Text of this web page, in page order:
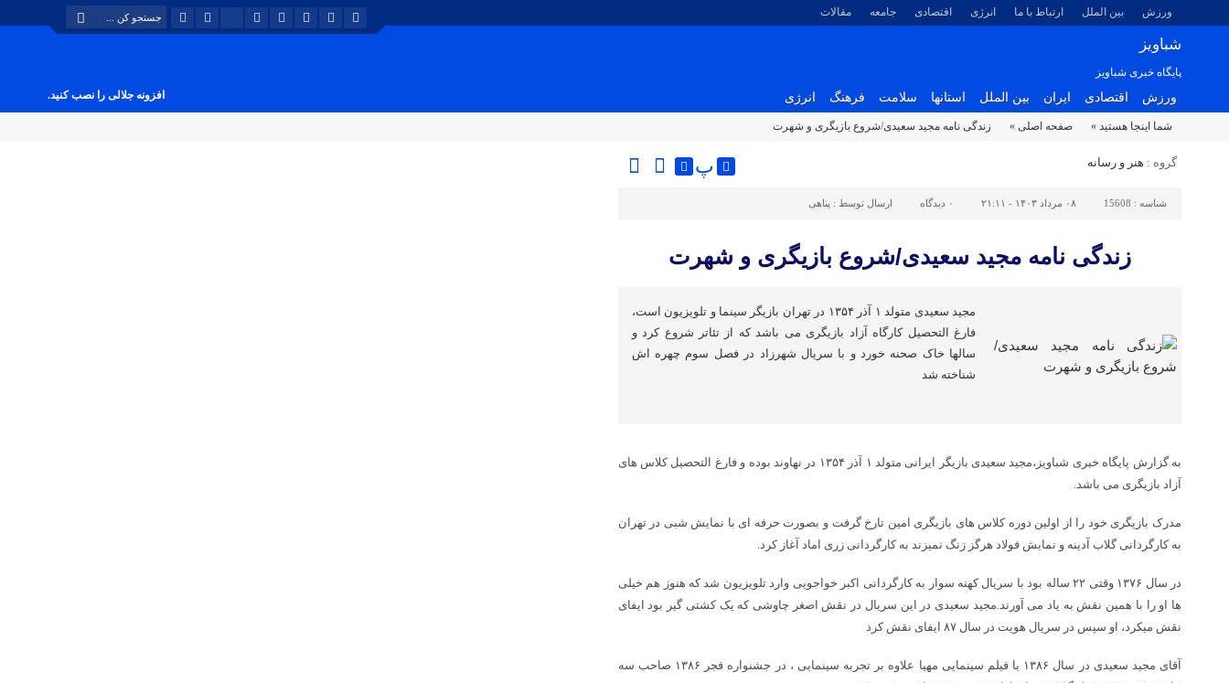
ورزش بین الملل ارتباط با ما انرژی اقتصادی جامعه مقالات
شباویز
پایگاه خبری شباویز
ورزش اقتصادی ایران بین الملل استانها سلامت فرهنگ انرژی افزونه جلالی را نصب کنید.
شما اینجا هستید » صفحه اصلی » زندگی نامه مجید سعیدی/شروع بازیگری و شهرت
گروه : هنر و رسانه پ
شناسه : 15608 ۰۸ مرداد ۱۴۰۳ - ۲۱:۱۱ ۰ دیدگاه ارسال توسط : پناهی
زندگی نامه مجید سعیدی/شروع بازیگری و شهرت
مجید سعیدی متولد ۱ آذر ۱۳۵۴ در تهران بازیگر سینما و تلویزیون است،
فارغ التحصیل کارگاه آزاد بازیگری می باشد که از تئاتر شروع کرد و
سالها خاک صحنه خورد و با سریال شهرزاد در فصل سوم چهره اش
شناخته شد
به گزارش پایگاه خبری شباویز،مجید سعیدی بازیگر ایرانی متولد ۱ آذر ۱۳۵۴ در نهاوند بوده و فارغ التحصیل کلاس های
آزاد بازیگری می باشد.
مدرک بازیگری خود را از اولین دوره کلاس های بازیگری امین تارخ گرفت و بصورت حرفه ای با نمایش شبی در تهران
به کارگردانی گلاب آدینه و نمایش فولاد هرگز زنگ نمیزند به کارگردانی زری اماد آغاز کرد.
در سال ۱۳۷۶ وقتی ۲۲ ساله بود با سریال کهنه سوار به کارگردانی اکبر خواجویی وارد تلویزیون شد که هنوز هم خیلی
ها او را با همین نقش به یاد می آورند.مجید سعیدی در این سریال در نقش اصغر چاوشی که یک کشتی گیر بود ایفای
نقش میکرد، او سپس در سریال هویت در سال ۸۷ ایفای نقش کرد
آقای مجید سعیدی در سال ۱۳۸۶ با فیلم سینمایی مهیا علاوه بر تجربه سینمایی ، در جشنواره فجر ۱۳۸۶ صاحب سه